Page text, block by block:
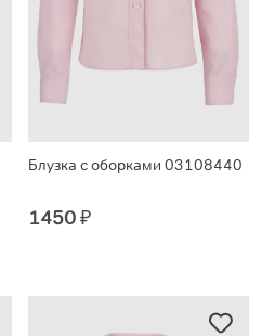
Блузка с оборками 03108440
1450₽